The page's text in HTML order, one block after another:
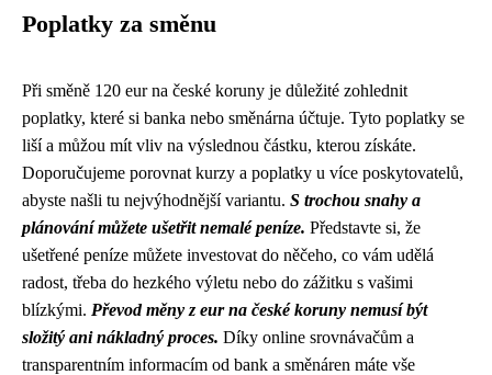
Poplatky za směnu
Při směně 120 eur na české koruny je důležité zohlednit
poplatky, které si banka nebo směnárna účtuje. Tyto poplatky se
liší a můžou mít vliv na výslednou částku, kterou získáte.
Doporučujeme porovnat kurzy a poplatky u více poskytovatelů,
abyste našli tu nejvýhodnější variantu. S trochou snahy a
plánování můžete ušetřit nemalé peníze. Představte si, že
ušetřené peníze můžete investovat do něčeho, co vám udělá
radost, třeba do hezkého výletu nebo do zážitku s vašimi
blízkými. Převod měny z eur na české koruny nemusí být
složitý ani nákladný proces. Díky online srovnávačům a
transparentním informacím od bank a směnáren máte vše